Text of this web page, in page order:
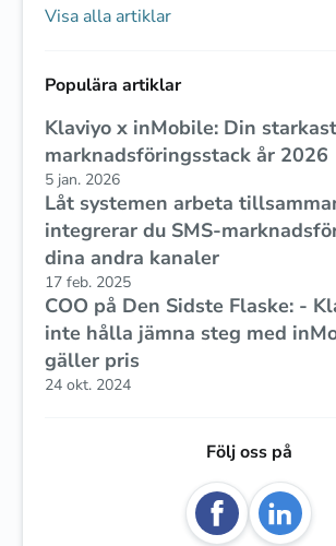
Visa alla artiklar
Populära artiklar
Klaviyo x inMobile: Din
marknadsföringsstack år 2026
5 jan. 2026
Låt systemen arbeta
integrerar du SMS-
dina andra kanaler
17 feb. 2025
COO på Den Sidste Flaske: -
inte hålla jämna steg med
gäller pris
24 okt. 2024
Följ oss på